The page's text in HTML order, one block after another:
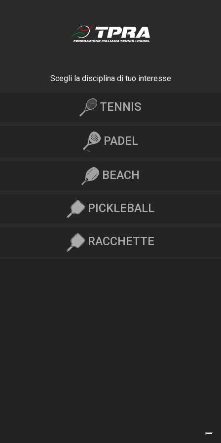
Scegli la disciplina di tuo interesse
TENNIS
PADEL
BEACH
PICKLEBALL
RACCHETTE